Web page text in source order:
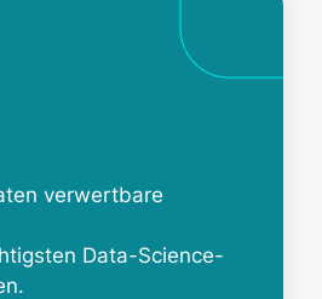
verwertbare
Data-Science-